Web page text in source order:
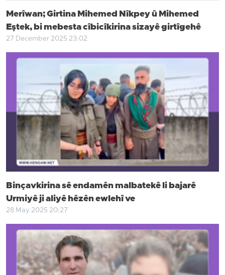
Merîwan; Girtina Mihemed Nîkpey û Mihemed
Eştek, bi mebesta cîbicîkirina sizayê girtîgehê
27 December 2025 23:02
Binçavkirina sê endamên malbatekê li bajarê
Urmiyê ji aliyê hêzên ewlehî ve
28 May 2025 20:27